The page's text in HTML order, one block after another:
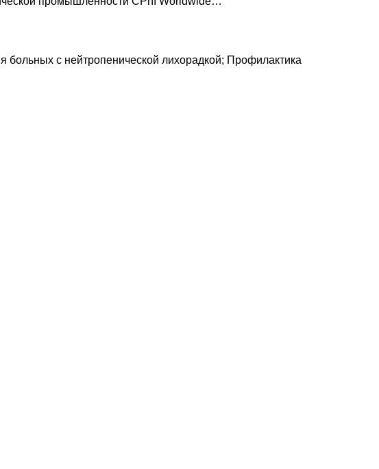
с нейтропенической лихорадкой; Профилактика